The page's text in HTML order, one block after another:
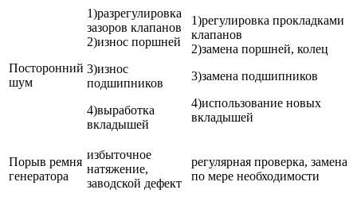
Посторонний
шум
1)разрегулировка
зазоров клапанов
2)износ поршней
3)износ
подшипников
4)выработка
вкладышей
1)регулировка прокладками
клапанов
2)замена поршней, колец
3)замена подшипников
4)использование новых
вкладышей
Порыв ремня
генератора
избыточное
натяжение,
заводской дефект
регулярная проверка, замена
по мере необходимости